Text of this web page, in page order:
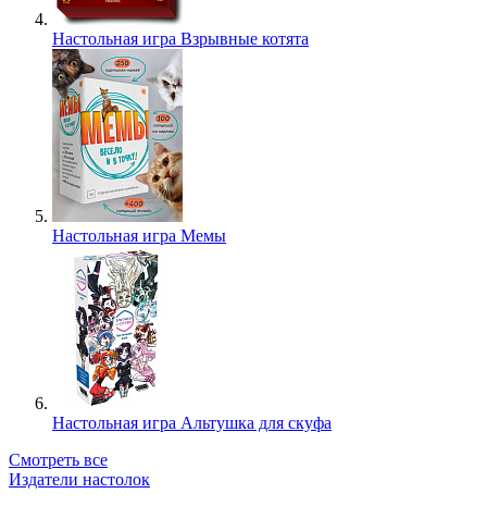
Настольная игра Взрывные котята
Настольная игра Мемы
Настольная игра Альтушка для скуфа
Смотреть все
Издатели настолок